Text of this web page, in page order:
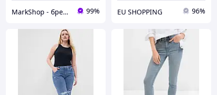
MarkShop - брендовая одежда, обувь, аксессуары 99% EU SHOPPING 96%